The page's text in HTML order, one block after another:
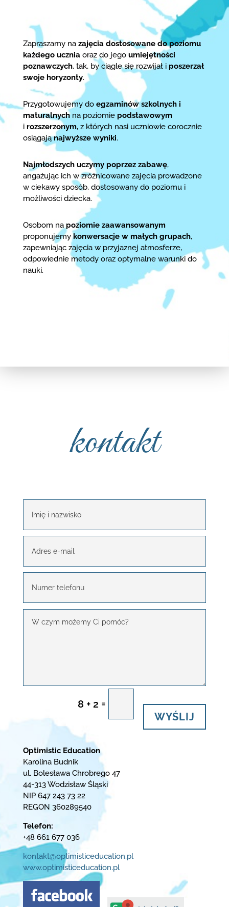
Zapraszamy nazajęcia dostosowane do poziomu
każdego ucznia oraz do jego umiejętności
poznawczych, tak, by ciągle się rozwijał i poszerzał
swoje horyzonty.
Przygotowujemy do egzaminów szkolnych i
maturalnychna poziomie podstawowym
i rozszerzonym, z których nasi uczniowie corocznie
osiągająnajwyższe wyniki.
Najmłodszych uczymy poprzez zabawę,
angażując ich w zróżnicowane zajęcia prowadzone
w ciekawy sposób, dostosowany do poziomu i
możliwości dziecka.
Osobom na poziomie zaawansowanym
proponujemykonwersacje w małych grupach,
zapewniając zajęcia w przyjaznej atmosferze,
odpowiednie metody oraz optymalne warunki do
nauki.
kontakt
8 + 2 =
WYŚLIJ
Optimistic Education
Karolina Budnik
ul. Bolesława Chrobrego 47
44-313 Wodzisław Śląski
NIP 647 243 73 22
REGON 360289540
Telefon:
+48 661 677 036
kontakt@optimisticeducation.pl
www.optimisticeducation.pl